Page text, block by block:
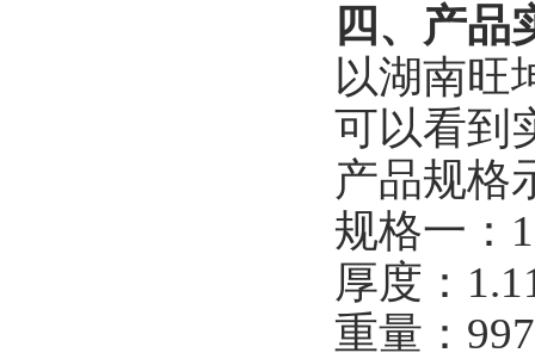
四、产品
以湖南旺
可以看到
产品规格
规格一：
厚度：
重量：